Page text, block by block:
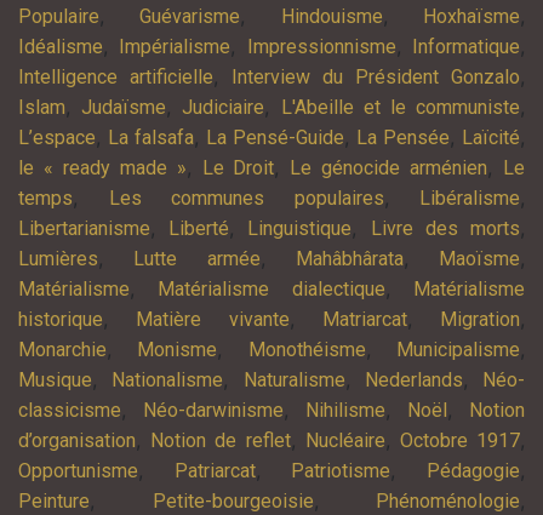
Populaire,Guévarisme, Hindouisme, Hoxhaïsme,
Idéalisme, Impérialisme, Impressionnisme, Informatique,
Intelligence artificielle, Interview du Président Gonzalo,
Islam, Judaïsme, Judiciaire, L'Abeille et le communiste,
L’espace, La falsafa, La Pensé-Guide, La Pensée, Laïcité,
le « ready made », Le Droit, Le génocide arménien,
Le
temps, Les communes populaires, Libéralisme,
Libertarianisme, Liberté, Linguistique, Livre des morts,
Lumières, Lutte armée, Mahâbhârata, Maoïsme,
Matérialisme, Matérialisme dialectique,
Matérialisme
historique, Matière vivante, Matriarcat, Migration,
Monarchie, Monisme, Monothéisme, Municipalisme,
Musique, Nationalisme, Naturalisme, Nederlands,
Néo-
classicisme, Néo-darwinisme, Nihilisme, Noël ,
Notion
d’organisation, Notion de reflet, Nucléaire, Octobre 1917,
Opportunisme, Patriarcat, Patriotisme, Pédagogie,
Peinture, Petite-bourgeoisie, Phénoménologie,